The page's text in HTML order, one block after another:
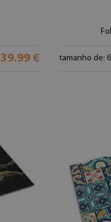
39.99 € tamanho de: